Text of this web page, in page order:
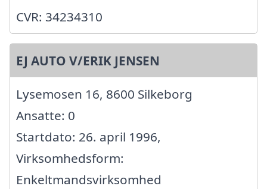
CVR: 34234310
EJ AUTO V/ERIK JENSEN
Lysemosen 16, 8600 Silkeborg
Ansatte: 0
Startdato: 26. april 1996,
Virksomhedsform:
Enkeltmandsvirksomhed